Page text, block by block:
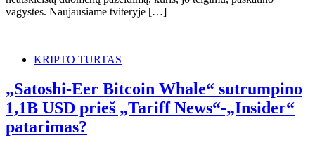
vagystes. Naujausiame tviteryje […]
KRIPTO TURTAS
„Satoshi-Eer Bitcoin Whale“ sutrumpino
1,1B USD prieš „Tariff News“-„Insider“
patarimas?